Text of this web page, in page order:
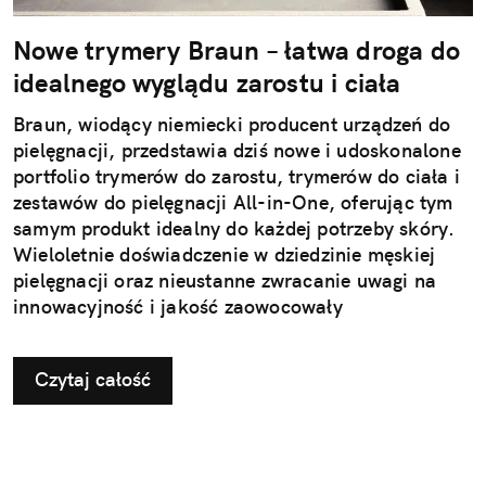
Nowe trymery Braun – łatwa droga do
idealnego wyglądu zarostu i ciała
Braun, wiodący niemiecki producent urządzeń do
pielęgnacji, przedstawia dziś nowe i udoskonalone
portfolio trymerów do zarostu, trymerów do ciała i
zestawów do pielęgnacji All-in-One, oferując tym
samym produkt idealny do każdej potrzeby skóry.
Wieloletnie doświadczenie w dziedzinie męskiej
pielęgnacji oraz nieustanne zwracanie uwagi na
innowacyjność i jakość zaowocowały
zarostu Braun BT9, trymera do ciała Braun BG7
oraz zestawu do stylizacji All-in-One Braun AIO7.
Teraz możesz śmiało i bez wysiłku uzyskać
Czytaj całość